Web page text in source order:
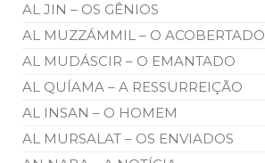
AL JIN – OS GÊNIOS
AL MUZZÁMMIL – O ACOBERTADO
AL MUDÁSCIR – O EMANTADO
AL QUÍAMA – A RESSURREIÇÃO
AL INSAN – O HOMEM
AL MURSALAT – OS ENVIADOS